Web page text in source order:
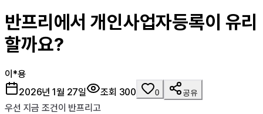
반프리에서 개인사업자등록이 유리
할까요?
이*용
2026년 1월 27일
조회 300 0 공유
우선 지금 조건이 반프리고